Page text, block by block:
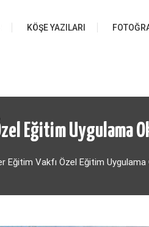
KÖŞE YAZILARI
Eğitim Uygulama
Eğitim Vakfı Özel Eğitim Uygulama